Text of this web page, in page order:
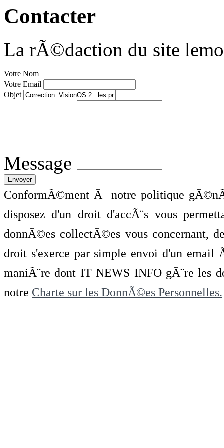
Contacter
La rÃ©daction du site
Votre Nom
Votre Email
Objet
Message
ConformÃ©ment Ã notre politique
disposez d'un droit d'accÃ¨s vous
donnÃ©es collectÃ©es vous concernant,
droit s'exerce par simple envoi d'un
maniÃ¨re dont IT NEWS INFO gÃ¨re les
notre Charte sur les DonnÃ©es Personnelles.